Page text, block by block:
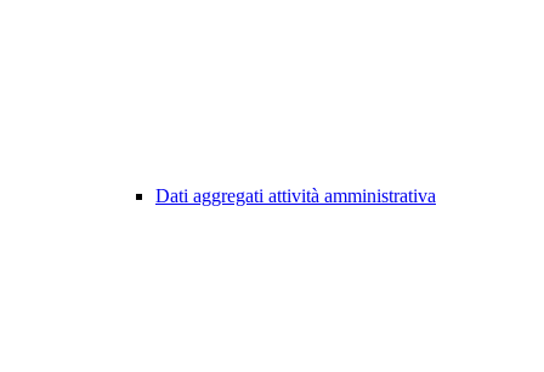
Dati aggregati attività amministrativa